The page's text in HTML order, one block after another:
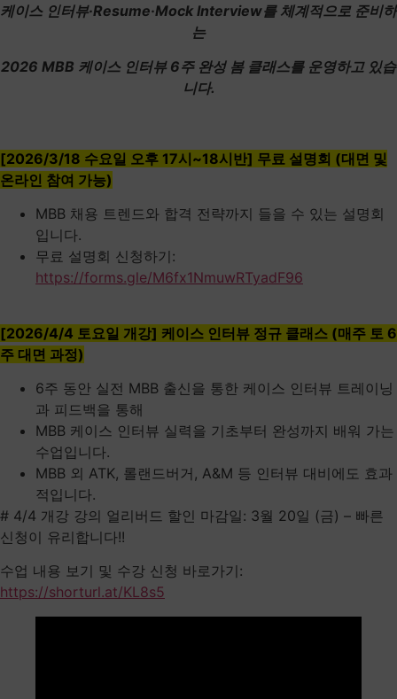
케이스 인터뷰·Resume·Mock Interview를 체계적으로 준비하
는
2026 MBB 케이스 인터뷰 6주 완성 봄 클래스를 운영하고 있습
니다.
[2026/3/18 수요일 오후 17시~18시반] 무료 설명회 (대면 및
온라인 참여 가능)
MBB 채용 트렌드와 합격 전략까지 들을 수 있는 설명회
입니다.
무료 설명회 신청하기:
https://forms.gle/M6fx1NmuwRTyadF96
[2026/4/4 토요일 개강] 케이스 인터뷰 정규 클래스 (매주 토 6
주 대면 과정)
6주 동안 실전 MBB 출신을 통한 케이스 인터뷰 트레이닝
과 피드백을 통해
MBB 케이스 인터뷰 실력을 기초부터 완성까지 배워 가는
수업입니다.
MBB 외 ATK, 롤랜드버거, A&M 등 인터뷰 대비에도 효과
적입니다.
# 4/4 개강 강의 얼리버드 할인 마감일: 3월 20일 (금) – 빠른
신청이 유리합니다!!
수업 내용 보기 및 수강 신청 바로가기:
https://shorturl.at/KL8s5